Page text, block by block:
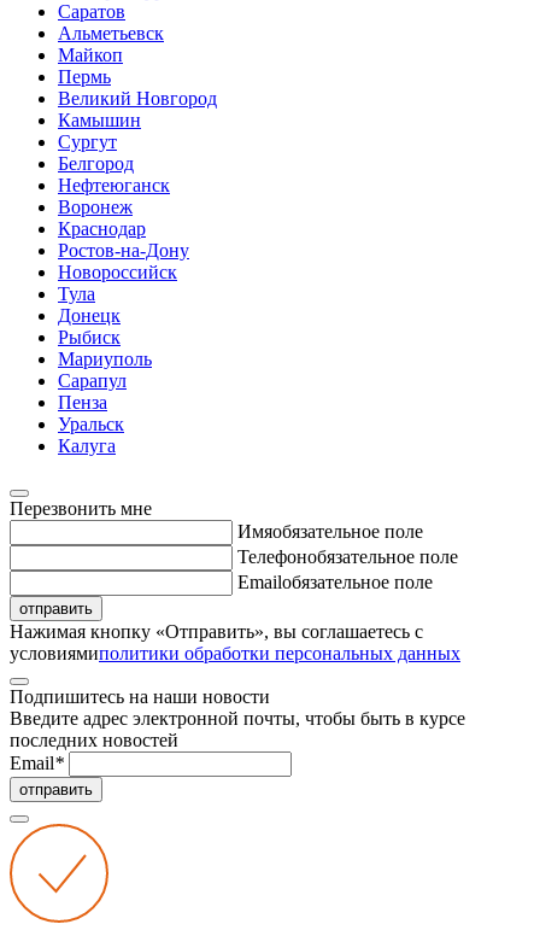
Саратов
Альметьевск
Майкоп
Пермь
Великий Новгород
Камышин
Сургут
Белгород
Нефтеюганск
Воронеж
Краснодар
Ростов-на-Дону
Новороссийск
Тула
Донецк
Рыбиск
Мариуполь
Сарапул
Пенза
Уральск
Калуга
Перезвонить мне
Имяобязательное поле
Телефонобязательное поле
Emailобязательное поле
отправить
Нажимая кнопку «Отправить», вы соглашаетесь с
условиямиполитики обработки персональных данных
Подпишитесь на наши новости
Введите адрес электронной почты, чтобы быть в курсе
последних новостей
Email*
отправить